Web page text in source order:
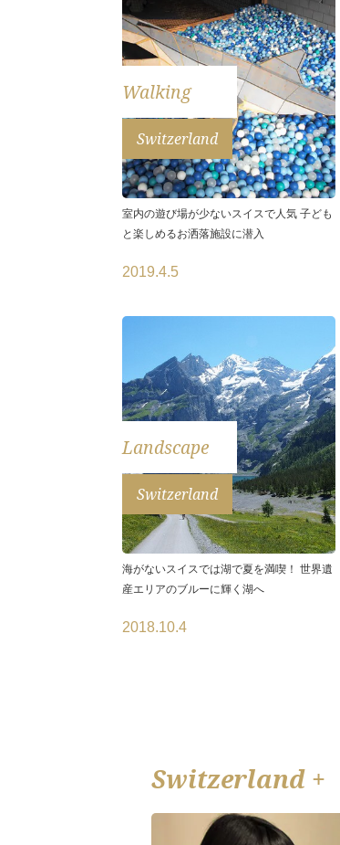
Walking
Switzerland
室内の遊び場が少ないスイスで人気 子ども
と楽しめるお洒落施設に潜入
2019.4.5
Landscape
Switzerland
海がないスイスでは湖で夏を満喫！ 世界遺
産エリアのブルーに輝く湖へ
2018.10.4
Switzerland +